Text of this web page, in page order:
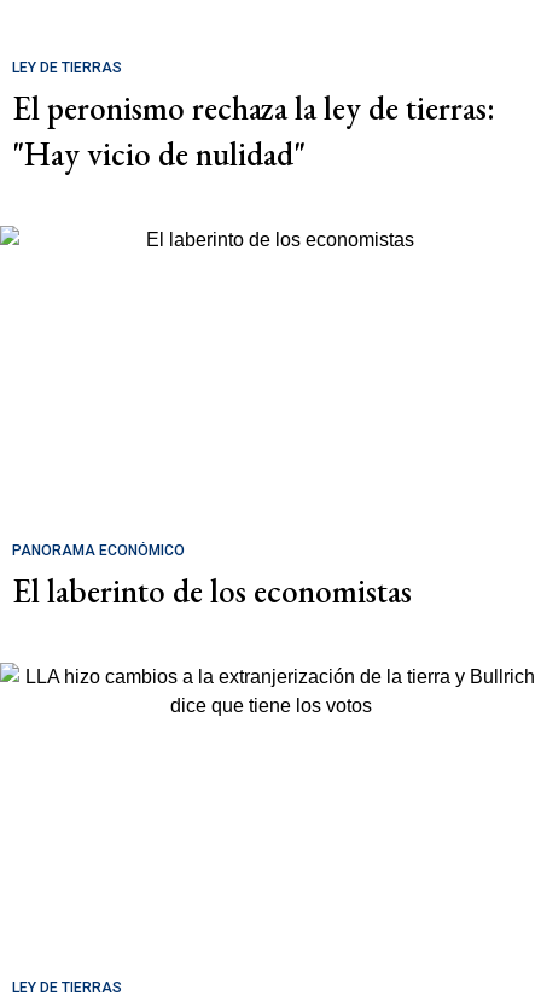
LEY DE TIERRAS
El peronismo rechaza la ley de tierras:
"Hay vicio de nulidad"
PANORAMA ECONÓMICO
El laberinto de los economistas
LEY DE TIERRAS